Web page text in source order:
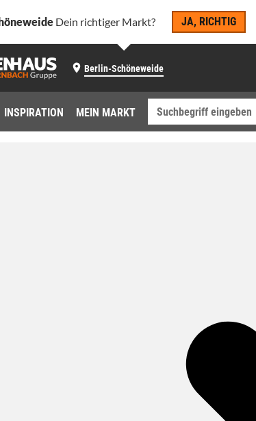
Dein richtiger Markt? JA, RICHTIG
Berlin-Schöneweide
INSPIRATION MEIN MARKT